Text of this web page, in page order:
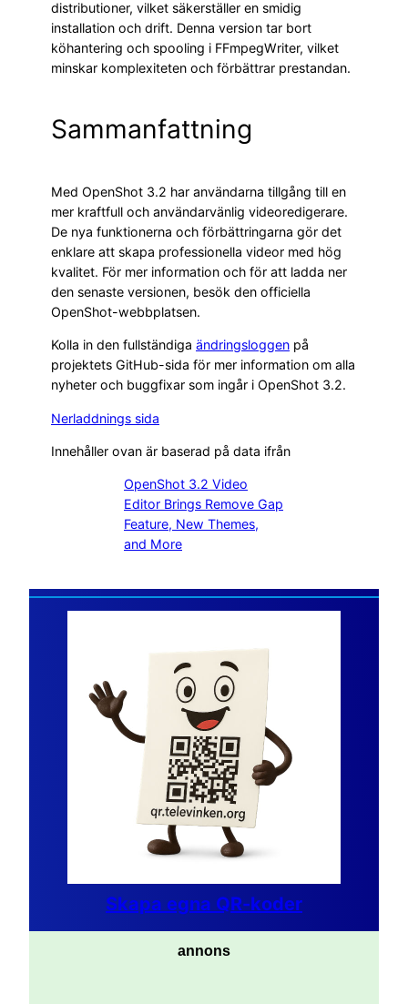
distributioner, vilket säkerställer en smidig
installation och drift. Denna version tar bort
köhantering och spooling i FFmpegWriter, vilket
minskar komplexiteten och förbättrar prestandan.
Sammanfattning
Med OpenShot 3.2 har användarna tillgång till en
mer kraftfull och användarvänlig videoredigerare.
De nya funktionerna och förbättringarna gör det
enklare att skapa professionella videor med hög
kvalitet. För mer information och för att ladda ner
den senaste versionen, besök den officiella
OpenShot-webbplatsen.
Kolla in den fullständiga ändringsloggen på
projektets GitHub-sida för mer information om alla
nyheter och buggfixar som ingår i OpenShot 3.2.
Nerladdnings sida
Innehåller ovan är baserad på data ifrån
OpenShot 3.2 Video
Editor Brings Remove Gap
Feature, New Themes,
and More
Skapa egna QR-koder
annons